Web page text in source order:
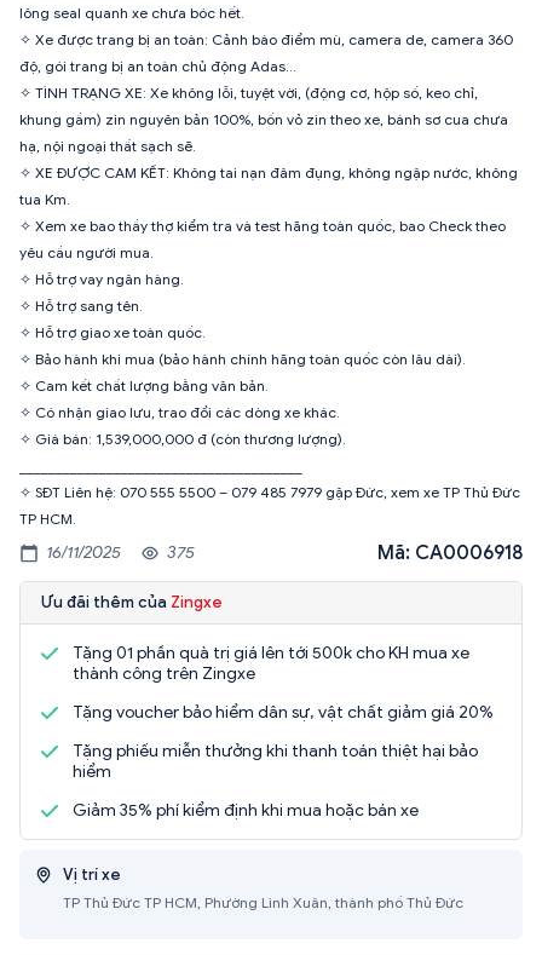
lông seal quanh xe chưa bóc hết.
✧ Xe được trang bị an toàn: Cảnh báo điểm mù, camera de, camera 360
độ, gói trang bị an toàn chủ động Adas…
✧ TÌNH TRẠNG XE: Xe không lỗi, tuyệt vời, (động cơ, hộp số, keo chỉ,
khung gầm) zin nguyên bản 100%, bốn vỏ zin theo xe, bánh sơ cua chưa
hạ, nội ngoại thất sạch sẽ.
✧ XE ĐƯỢC CAM KẾT: Không tai nạn đâm đụng, không ngập nước, không
tua Km.
✧ Xem xe bao thầy thợ kiểm tra và test hãng toàn quốc, bao Check theo
yêu cầu người mua.
✧ Hỗ trợ vay ngân hàng.
✧ Hỗ trợ sang tên.
✧ Hỗ trợ giao xe toàn quốc.
✧ Bảo hành khi mua (bảo hành chính hãng toàn quốc còn lâu dài).
✧ Cam kết chất lượng bằng văn bản.
✧ Có nhận giao lưu, trao đổi các dòng xe khác.
✧ Giá bán: 1,539,000,000 đ (còn thương lượng).
✧ SĐT Liên hệ: 070 555 5500 – 079 485 7979 gặp Đức, xem xe TP Thủ Đức
16/11/2025 375 Mã: CA0006918
Ưu đãi thêm của Zingxe
Tặng 01 phần quà trị giá lên tới 500k cho KH mua xe
thành công trên Zingxe
Tặng voucher bảo hiểm dân sự, vật chất giảm giá 20%
Tặng phiếu miễn thưởng khi thanh toán thiệt hại bảo
hiểm
Giảm 35% phí kiểm định khi mua hoặc bán xe
Vị trí xe
TP Thủ Đức TP HCM, Phường Linh Xuân, thành phố Thủ Đức